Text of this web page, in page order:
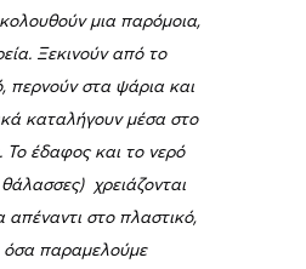
μια παρόμοια,
Ξεκινούν από το
περνούν στα ψάρια και
καταλήγουν μέσα στο
Το έδαφος και το νερό
χρειάζονται
απέναντι στο πλαστικό,
όσα παραμελούμε